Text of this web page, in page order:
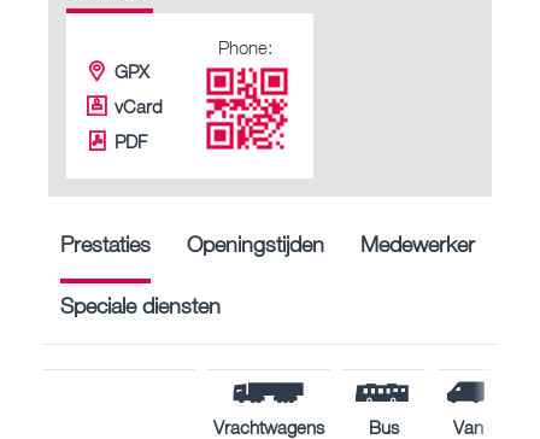
GPX
vCard
PDF
Phone:
Prestaties Openingstijden Medewerker
Speciale diensten
Vrachtwagens Bus
Van